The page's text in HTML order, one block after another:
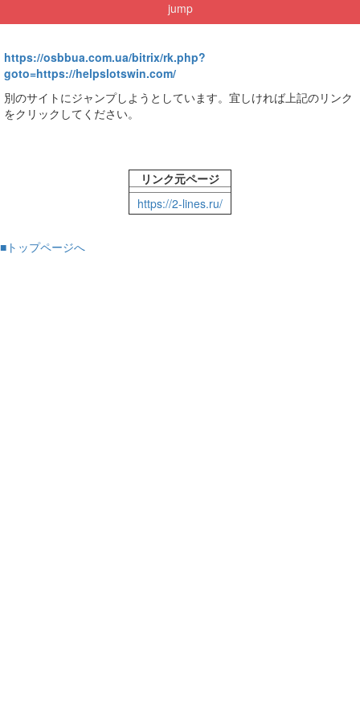
jump
https://osbbua.com.ua/bitrix/rk.php?
goto=https://helpslotswin.com/
別のサイトにジャンプしようとしています。宜しければ上記のリンク
をクリックしてください。
リンク元ページ
https://2-lines.ru/
■トップページへ